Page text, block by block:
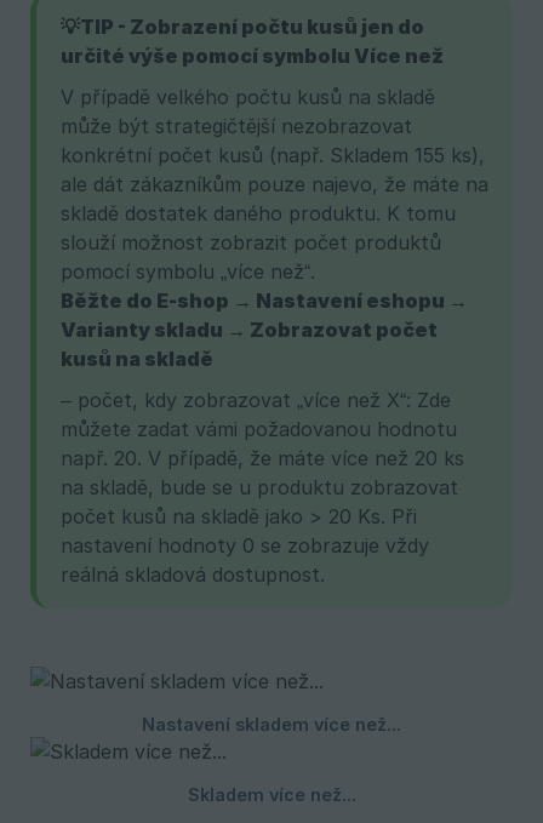
💡TIP - Zobrazení počtu kusů jen do
určité výše pomocí symbolu Více než
V případě velkého počtu kusů na skladě
může být strategičtější nezobrazovat
konkrétní počet kusů (např. Skladem 155 ks),
ale dát zákazníkům pouze najevo, že máte na
skladě dostatek daného produktu. K tomu
slouží možnost zobrazit počet produktů
pomocí symbolu „více než“.
Běžte do E-shop → Nastavení eshopu →
Varianty skladu → Zobrazovat počet
kusů na skladě
– počet, kdy zobrazovat „více než X“: Zde
můžete zadat vámi požadovanou hodnotu
např. 20. V případě, že máte více než 20 ks
na skladě, bude se u produktu zobrazovat
počet kusů na skladě jako > 20 Ks. Při
nastavení hodnoty 0 se zobrazuje vždy
reálná skladová dostupnost.